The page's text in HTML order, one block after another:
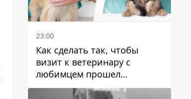
23:00
Как сделать так, чтобы
визит к ветеринару с
любимцем прошел
спокойно: простые советы